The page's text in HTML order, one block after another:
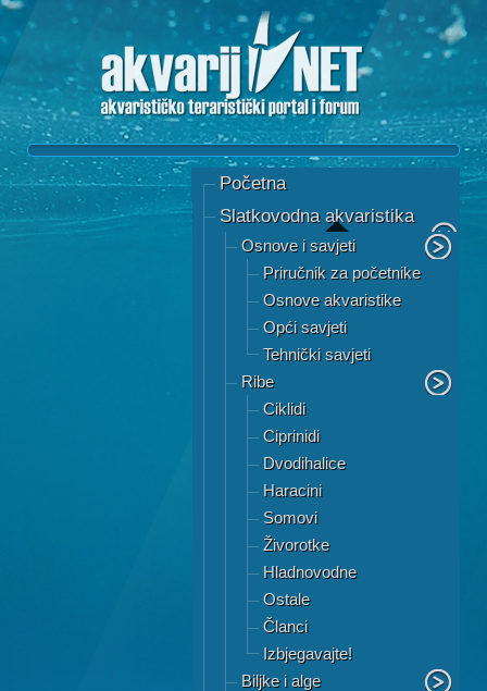
Početna
Slatkovodna akvaristika
Osnove i savjeti
Priručnik za početnike
Osnove akvaristike
Opći savjeti
Tehnički savjeti
Ribe
Ciklidi
Ciprinidi
Dvodihalice
Haracini
Somovi
Živorotke
Hladnovodne
Ostale
Članci
Izbjegavajte!
Biljke i alge